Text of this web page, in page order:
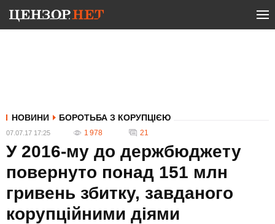
НОВИНИ БОРОТЬБА З КОРУПЦІЄЮ
07.07.17 17:25 1 978 21
У 2016-му до держбюджету
повернуто понад 151 млн
гривень збитку, завданого
корупційними діями